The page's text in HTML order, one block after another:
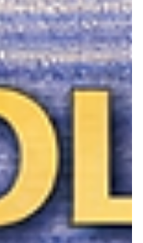
dans le ventre
dans le ventre de leur
émouvantes qui révèlent les